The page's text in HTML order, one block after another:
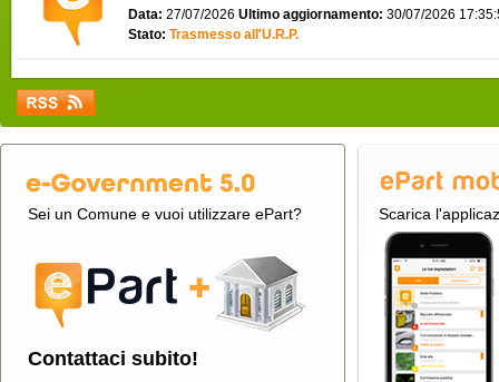
Data: 27/07/2026 Ultimo aggiornamento: 30/07/2026
Stato: Trasmesso all'U.R.P.
Sei un Comune e vuoi utilizzare ePart?
Contattaci subito!
Scarica